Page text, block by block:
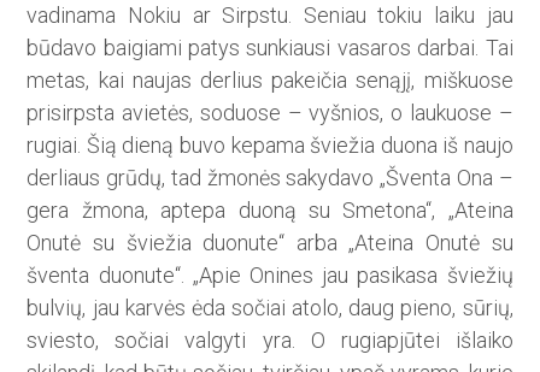
vadinama Nokiu ar Sirpstu. Seniau tokiu laiku jau
būdavo baigiami patys sunkiausi vasaros darbai. Tai
metas, kai naujas derlius pakeičia senąjį, miškuose
prisirpsta avietės, soduose – vyšnios, o laukuose –
rugiai. Šią dieną buvo kepama šviežia duona iš naujo
derliaus grūdų, tad žmonės sakydavo „Šventa Ona –
gera žmona, aptepa duoną su Smetona“, „Ateina
Onutė su šviežia duonute“ arba „Ateina Onutė su
šventa duonute“. „Apie Onines jau pasikasa šviežių
bulvių, jau karvės ėda sočiai atolo, daug pieno, sūrių,
sviesto, sočiai valgyti yra. O rugiapjūtei išlaiko